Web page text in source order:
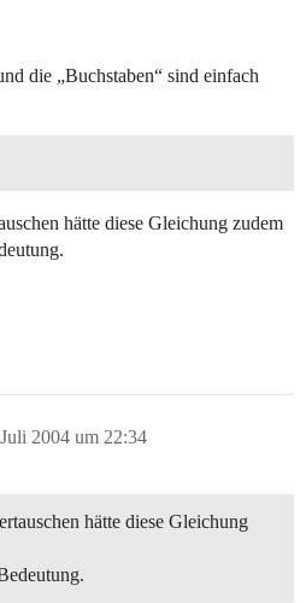
die „Buchstaben“ sind einfach
hätte diese Gleichung zudem
2004 um 22:34
hätte diese Gleichung